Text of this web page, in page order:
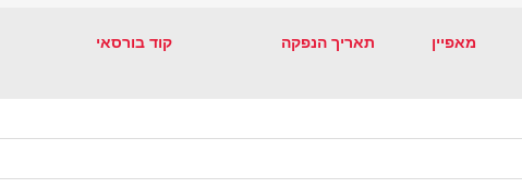
מאפיין תאריך הנפקה קוד בורסאי